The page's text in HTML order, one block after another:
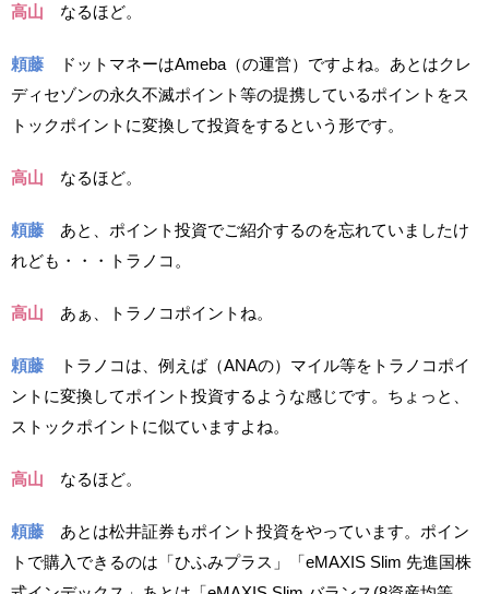
高山 なるほど。
頼藤 ドットマネーはAmeba（の運営）ですよね。あとはクレ
ディセゾンの永久不滅ポイント等の提携しているポイントをス
トックポイントに変換して投資をするという形です。
高山 なるほど。
頼藤 あと、ポイント投資でご紹介するのを忘れていましたけ
れども・・・トラノコ。
高山 あぁ、トラノコポイントね。
頼藤 トラノコは、例えば（ANAの）マイル等をトラノコポイ
ントに変換してポイント投資するような感じです。ちょっと、
ストックポイントに似ていますよね。
高山 なるほど。
頼藤 あとは松井証券もポイント投資をやっています。ポイン
トで購入できるのは「ひふみプラス」「eMAXIS Slim 先進国株